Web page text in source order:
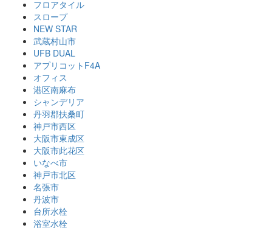
フロアタイル
スロープ
NEW STAR
武蔵村山市
UFB DUAL
アプリコットF4A
オフィス
港区南麻布
シャンデリア
丹羽郡扶桑町
神戸市西区
大阪市東成区
大阪市此花区
いなべ市
神戸市北区
名張市
丹波市
台所水栓
浴室水栓